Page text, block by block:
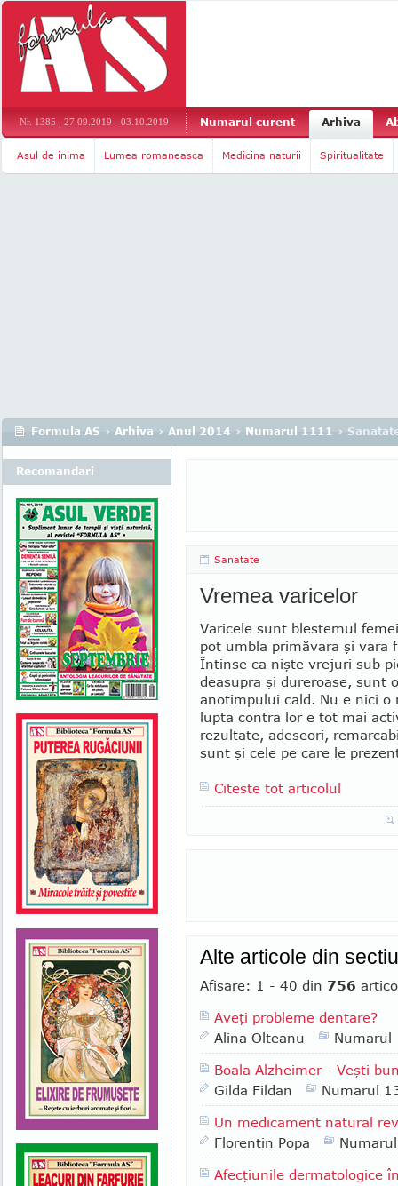
Nr. 1385 , 27.09.2019 - 03.10.2019 Numarul curent Arhiva
Asul de inima Lumea romaneasca Medicina naturii Spiritualitate
Formula AS › Arhiva › Anul 2014 › Numarul 1111 ›
Sanatate
Vremea varicelor
Varicele sunt blestemul
pot umbla primăvara şi vara
Întinse ca nişte vrejuri sub
deasupra şi dureroase, sunt
anotimpului cald. Nu e nici o
lupta contra lor e tot mai
rezultate, adeseori,
sunt şi cele pe care le
Citeste tot articolul
Alte articole din
Afisare: 1 - 40 din 756
Aveţi probleme dentare?
Alina Olteanu
Numarul
Boala Alzheimer - Veşti
Gilda Fildan
Numarul
Un medicament natural
Florentin Popa
Afecţiunile dermatologice
Recomandari